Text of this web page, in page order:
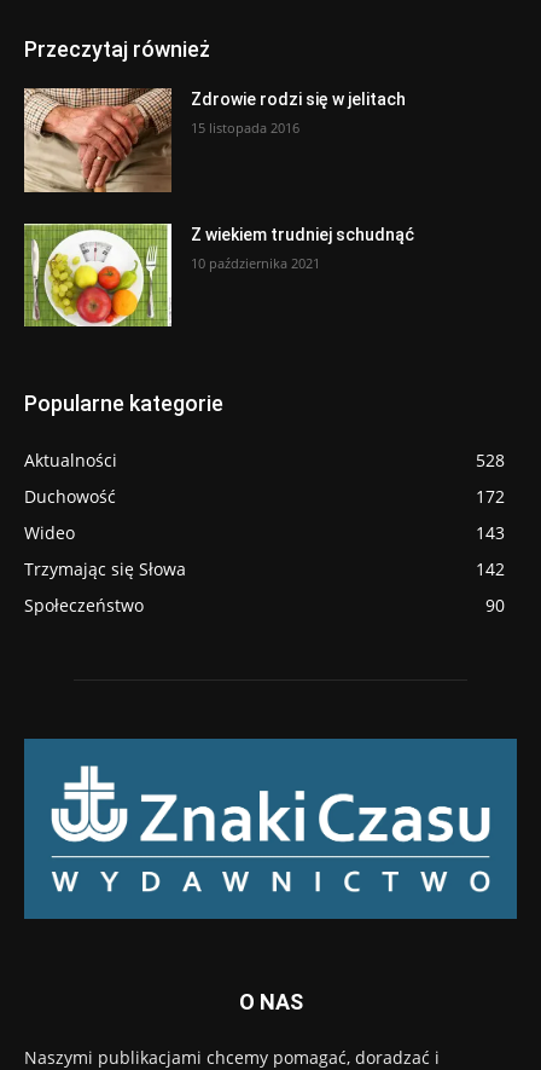
Przeczytaj również
Zdrowie rodzi się w jelitach
15 listopada 2016
Z wiekiem trudniej schudnąć
10 października 2021
Popularne kategorie
Aktualności
528
Duchowość
172
Wideo
143
Trzymając się Słowa
142
Społeczeństwo
90
O NAS
Naszymi publikacjami chcemy pomagać, doradzać i